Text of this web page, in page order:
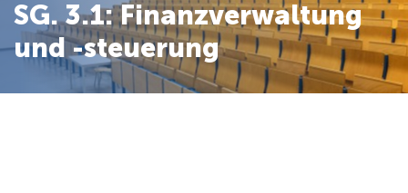
Studienangebot
Studierende
SG. 3.1: Finanzverwaltung
und -steuerung